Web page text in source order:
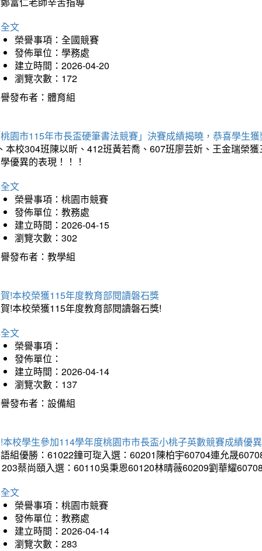
文
榮譽事項：全國競賽
發佈單位：學務處
建立時間：2026-04-20
瀏覽次數：172
發布者：體育組
園市115年市長盃硬筆書法競賽」決賽成績揭曉，恭喜學生
本校304班陳以昕、412班黃若喬、607班廖芸妡、王金瑞榮
優異的表現！！！
文
榮譽事項：桃園市競賽
發佈單位：教務處
建立時間：2026-04-15
瀏覽次數：302
發布者：教學組
!本校榮獲115年度教育部閱讀磐石獎
!本校榮獲115年度教育部閱讀磐石獎!
文
榮譽事項：
發佈單位：
建立時間：2026-04-14
瀏覽次數：137
發布者：設備組
本校學生參加114學年度桃園市市長盃小桃子英數競賽成績優
組優勝：61022鐘可琁入選：60201陳柏宇60704連允晟
蔡尚頤入選：60110吳秉恩60120林晴薇60209劉華耀
文
榮譽事項：桃園市競賽
發佈單位：教務處
建立時間：2026-04-14
瀏覽次數：283